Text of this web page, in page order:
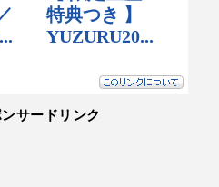
サードリンク